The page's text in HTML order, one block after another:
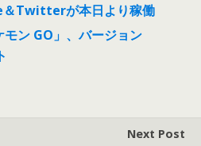
＆Twitterが本日より稼働
ン GO」、バージョン
Next Post